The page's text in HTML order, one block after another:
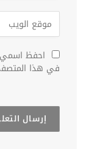
احفظ اسمي،
في هذا